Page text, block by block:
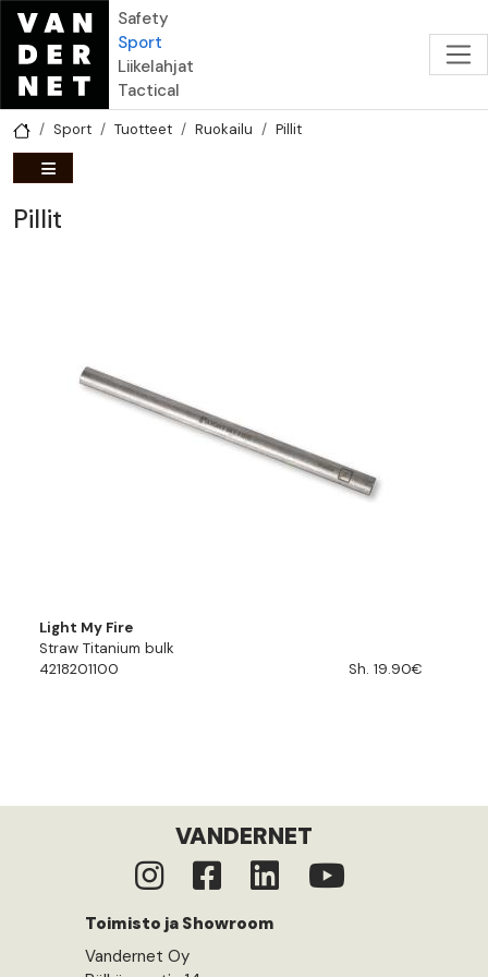
Hyppää pääsisältöön
Safety
Sport
Liikelahjat
Tactical
Sport Tuotteet Ruokailu Pillit
Pillit
Light My Fire
Straw Titanium bulk
4218201100
Sh. 19.90€
VANDERNET
Toimisto ja Showroom
Vandernet Oy